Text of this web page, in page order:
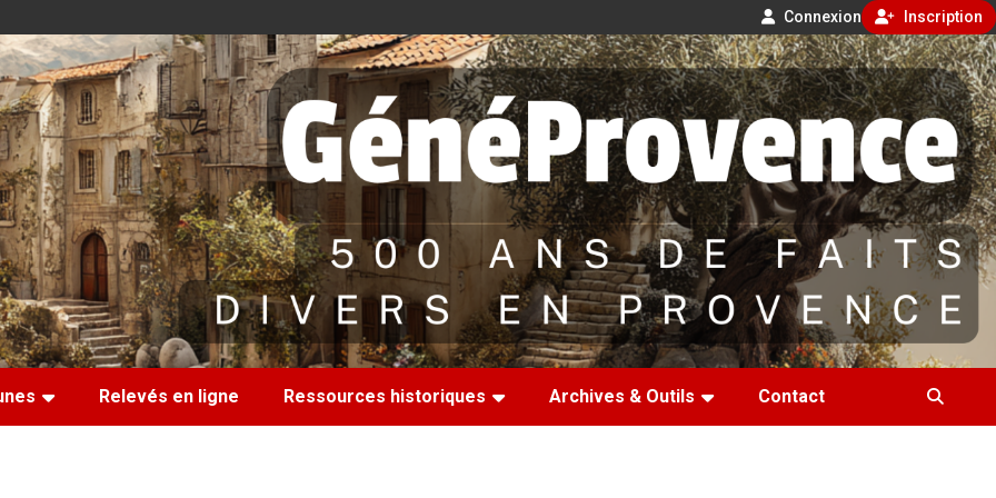
Connexion Inscription
Relevés en ligne Ressources historiques Archives & Outils Contact